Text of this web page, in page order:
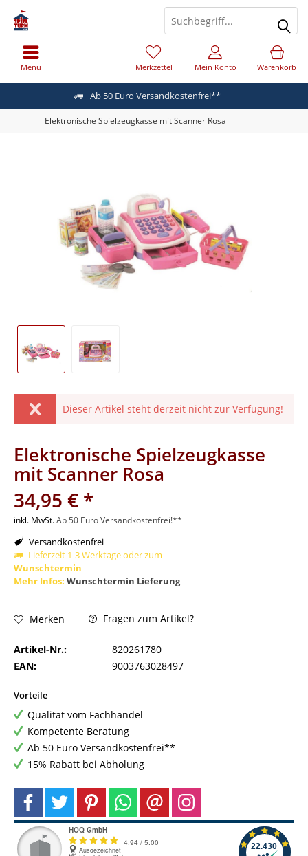
Ab 50 Euro Versandkostenfrei**
Menü Warenkorb
Merkzettel Mein Konto
Elektronische Spielzeugkasse mit Scanner Rosa
Dieser Artikel steht derzeit nicht zur Verfügung!
Elektronische Spielzeugkasse
mit Scanner Rosa
34,95 € *
inkl. MwSt.Ab 50 Euro Versandkostenfrei!**
Versandkostenfrei
Lieferzeit 1-3 Werktage oder zum
Wunschtermin
Mehr Infos: Wunschtermin Lieferung
Merken Fragen zum Artikel?
Artikel-Nr.:
820261780
EAN:
9003763028497
Vorteile
Qualität vom Fachhandel
Kompetente Beratung
Ab 50 Euro Versandkostenfrei**
15% Rabatt bei Abholung